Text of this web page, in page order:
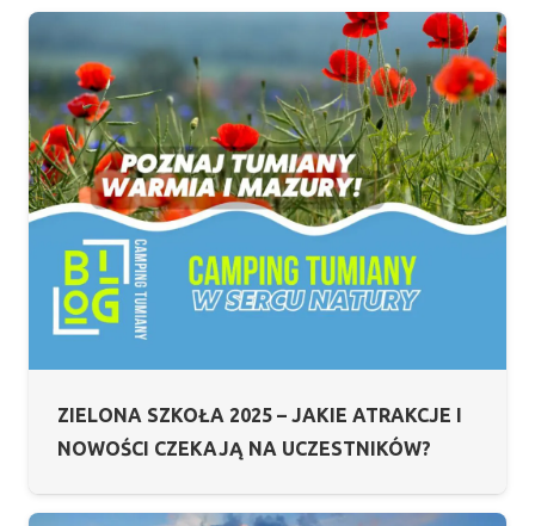
ZIELONA SZKOŁA 2025 – JAKIE ATRAKCJE I
NOWOŚCI CZEKAJĄ NA UCZESTNIKÓW?